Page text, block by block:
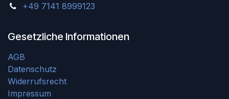
+49 7141 8999123
Gesetzliche Informationen
AGB
Datenschutz
Widerrufsrecht
Impressum